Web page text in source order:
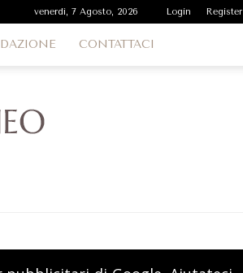
venerdì, 7 Agosto, 2026 Login Register
CONTATTACI